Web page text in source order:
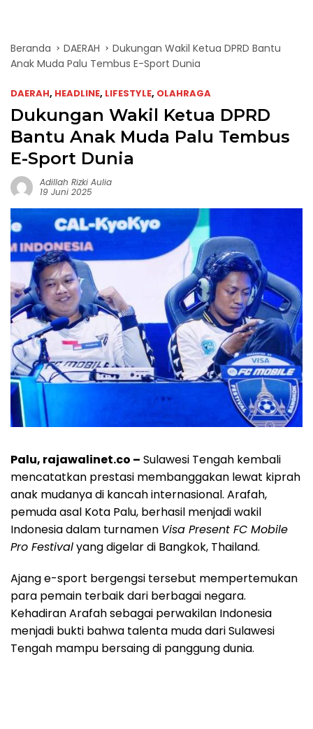
Beranda DAERAH
Dukungan Wakil Ketua DPRD Bantu
Anak Muda Palu Tembus E-Sport Dunia
DAERAH, HEADLINE, LIFESTYLE, OLAHRAGA
Dukungan Wakil Ketua DPRD
Bantu Anak Muda Palu Tembus
E-Sport Dunia
Adillah Rizki Aulia
19 Juni 2025
Palu, rajawalinet.co – Sulawesi Tengah kembali
mencatatkan prestasi membanggakan lewat kiprah
anak mudanya di kancah internasional. Arafah,
pemuda asal Kota Palu, berhasil menjadi wakil
Indonesia dalam turnamen Visa Present FC Mobile
Pro Festivalyang digelar di Bangkok, Thailand.
Ajang e-sport bergengsi tersebut mempertemukan
para pemain terbaik dari berbagai negara.
Kehadiran Arafah sebagai perwakilan Indonesia
menjadi bukti bahwa talenta muda dari Sulawesi
Tengah mampu bersaing di panggung dunia.